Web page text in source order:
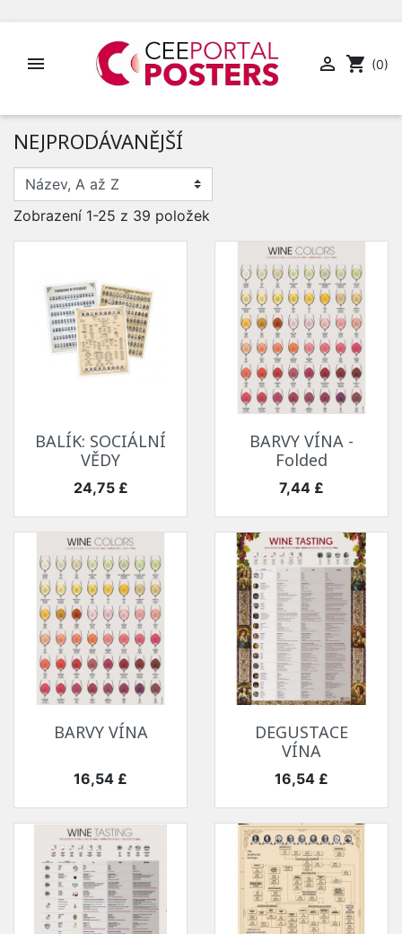
  shopping_cart (0)
NEJPRODÁVANĚJŠÍ
Zobrazení 1-25 z 39 položek
BALÍK: SOCIÁLNÍ
VĚDY
Cena
24,75 £
BARVY VÍNA -
Folded
Cena
7,44 £
BARVY VÍNA
Cena
16,54 £
DEGUSTACE
VÍNA
Cena
16,54 £